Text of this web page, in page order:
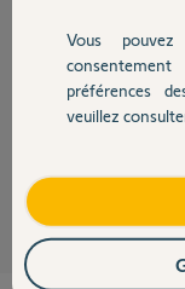
Devis avec
Contact
Le réglage est dans
posez des photo de
Vous
préférences
veuillez